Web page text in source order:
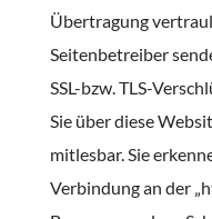
Übertragung
Seitenbetreiber
SSL-bzw. TLS-
Sie über diese
mitlesbar. Sie
Verbindung an der